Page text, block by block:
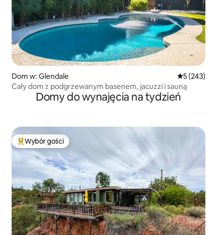
Dom w: Glendale Średnia
5 (243)
Cały dom z podgrzewanym basenem, jacuzzi i sauną
Domy do wynajęcia na tydzień
Najpopularniejsze z kategorii Wybór gości
Wybór gości